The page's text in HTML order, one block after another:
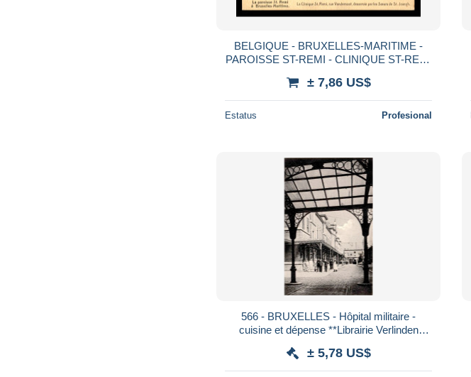
BELGIQUE - BRUXELLES-MARITIME -
PAROISSE ST-REMI - CLINIQUE ST-REMI
± 7,86 US$
Estatus Profesional
566 - BRUXELLES - Hôpital militaire -
cuisine et dépense **Librairie Verlinden
± 5,78 US$